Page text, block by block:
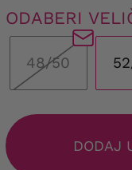
ODABERI
48/50
DODAJ